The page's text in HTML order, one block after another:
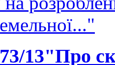
13"Про